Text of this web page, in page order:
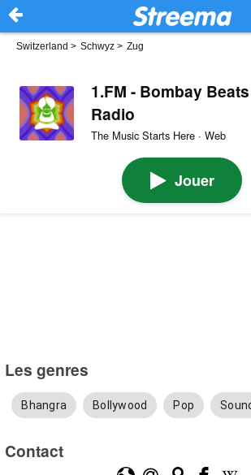
Switzerland > Schwyz > Zug
1.FM - Bombay
Radio
The Music Starts Here · Web
Jouer
Les genres
Bhangra Bollywood Pop
Contact